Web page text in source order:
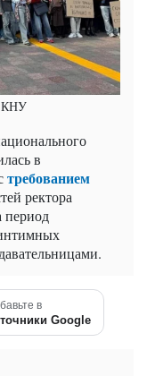
КНУ
в
требованием
ректора
период
в
Google